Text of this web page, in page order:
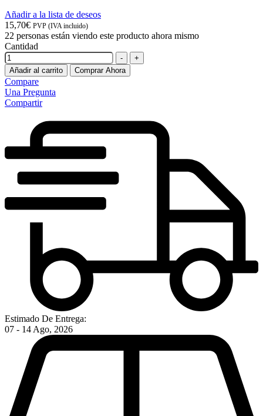
Añadir a la lista de deseos
15,70€ PVP (IVA incluido)
22 personas están viendo este producto ahora mismo
Cantidad
-
+
Añadir al carrito
Comprar Ahora
Compare
Una Pregunta
Compartir
Estimado De Entrega:
07 - 14 Ago, 2026